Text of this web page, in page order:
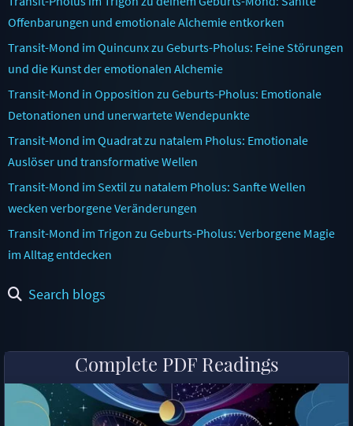
Offenbarungen und emotionale Alchemie entkorken
Transit-Mond im Quincunx zu Geburts-Pholus: Feine Störungen
und die Kunst der emotionalen Alchemie
Transit-Mond in Opposition zu Geburts-Pholus: Emotionale
Detonationen und unerwartete Wendepunkte
Transit-Mond im Quadrat zu natalem Pholus: Emotionale
Auslöser und transformative Wellen
Transit-Mond im Sextil zu natalem Pholus: Sanfte Wellen
wecken verborgene Veränderungen
Transit-Mond im Trigon zu Geburts-Pholus: Verborgene Magie
im Alltag entdecken
Search blogs
Complete PDF Readings